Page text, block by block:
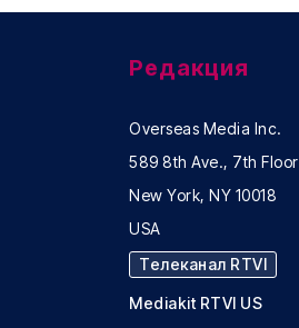
Редакция
Overseas Media Inc.
589 8th Ave., 7th Floor
New York, NY 10018
USA
Телеканал RTVI
Mediakit RTVI US